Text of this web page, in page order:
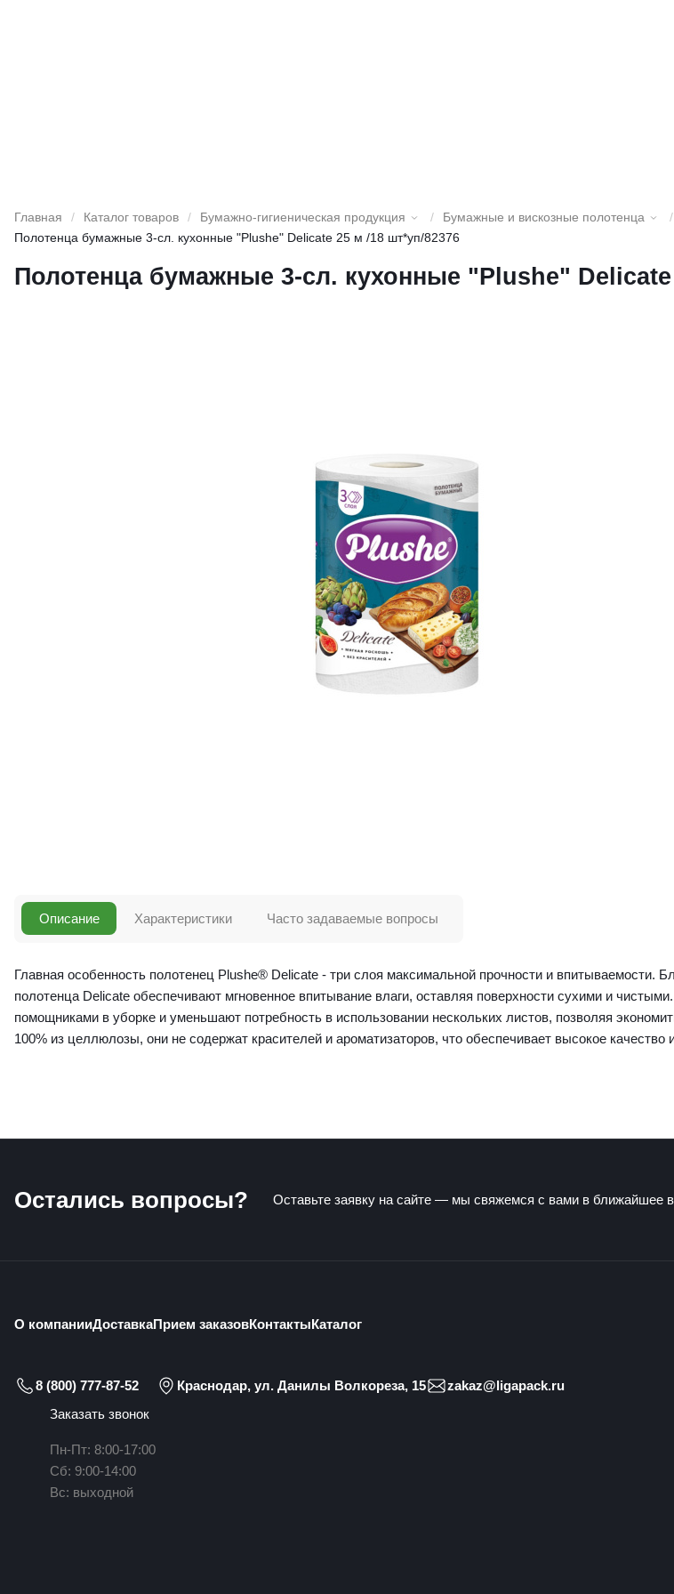
Главная / Каталог товаров / Бумажно-гигиеническая продукция / Бумажные и вискозные полотенца /
Полотенца бумажные 3-сл. кухонные "Plushe" Delicate 25 м /18 шт*уп/82376
Полотенца бумажные 3-сл. кухонные "Plushe"
Описание
Главная особенность полотенец Plushe® Delicate - три слоя максимальной прочности и впитываемости.
полотенца Delicate обеспечивают мгновенное впитывание влаги, оставляя поверхности сухими и
помощниками в уборке и уменьшают потребность в использовании нескольких листов, позволяя
100% из целлюлозы, они не содержат красителей и ароматизаторов, что обеспечивает высокое качество
Характеристики Часто задаваемые вопросы
Остались вопросы? Оставьте заявку на сайте — мы свяжемся с вами в ближайшее
О компанииДоставкаПрием заказовКонтактыКаталог
8 (800) 777-87-52
Заказать звонок
Пн-Пт: 8:00-17:00
Сб: 9:00-14:00
Вс: выходной
Краснодар, ул. Данилы Волкореза, 15 zakaz@ligapack.ru